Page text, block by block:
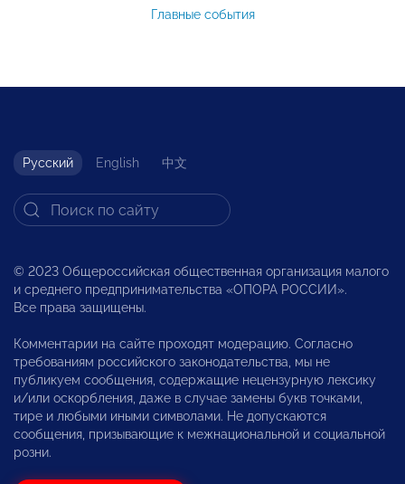
Главные события
Русский English 中文
© 2023 Общероссийская общественная организация малого
и среднего предпринимательства «ОПОРА РОССИИ».
Все права защищены.
Комментарии на сайте проходят модерацию. Согласно
требованиям российского законодательства, мы не
публикуем сообщения, содержащие нецензурную лексику
и/или оскорбления, даже в случае замены букв точками,
тире и любыми иными символами. Не допускаются
сообщения, призывающие к межнациональной и социальной
розни.